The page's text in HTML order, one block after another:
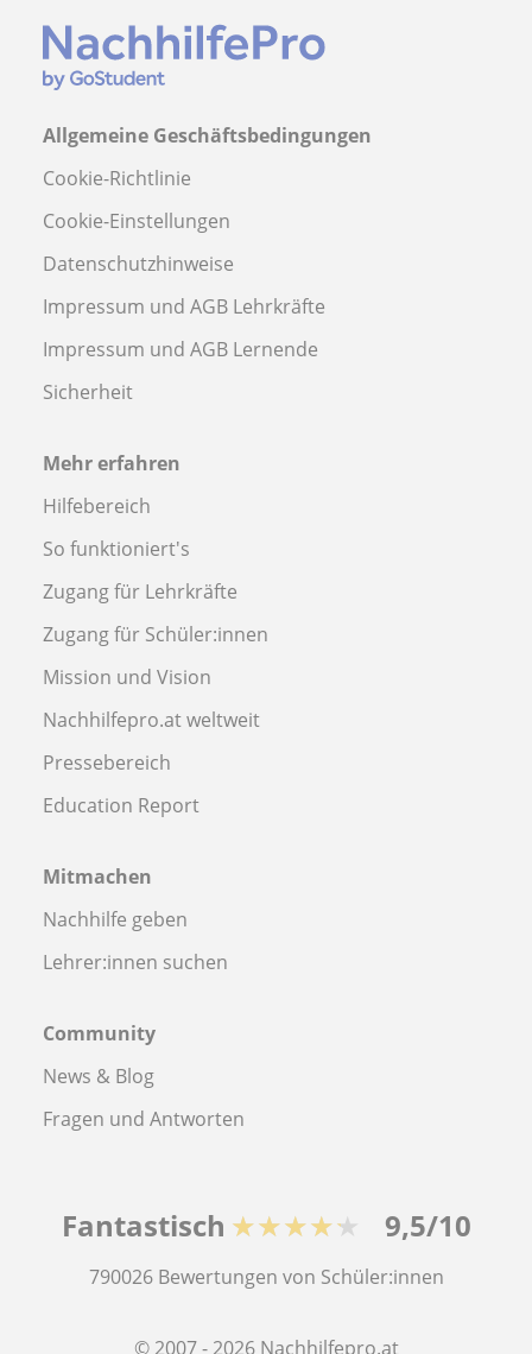
Allgemeine Geschäftsbedingungen
Cookie-Richtlinie
Cookie-Einstellungen
Datenschutzhinweise
Impressum und AGB Lehrkräfte
Impressum und AGB Lernende
Sicherheit
Mehr erfahren
Hilfebereich
So funktioniert's
Zugang für Lehrkräfte
Zugang für Schüler:innen
Mission und Vision
Nachhilfepro.at weltweit
Pressebereich
Education Report
Mitmachen
Nachhilfe geben
Lehrer:innen suchen
Community
News & Blog
Fragen und Antworten
Fantastisch ★★★★★ 9,5/10
790026 Bewertungen von Schüler:innen
© 2007 - 2026 Nachhilfepro.at